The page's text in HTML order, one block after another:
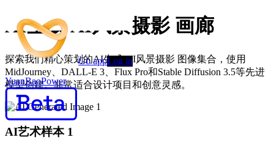
YuanBaoPower
Go appLog in
AI生成 AI风景摄影 画廊
探索我们精心策划的AI生成 AI风景摄影 图像集合，使用
MidJourney、DALL-E 3、Flux Pro和Stable Diffusion 3.5等先进
模型创建。非常适合设计项目和创意灵感。
AI艺术样本 1